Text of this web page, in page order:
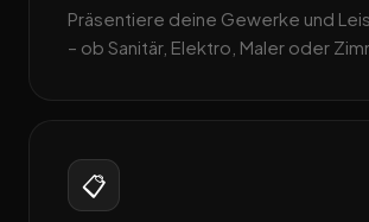
Präsentiere deine Gewerke und
– ob Sanitär, Elektro, Maler oder
📋